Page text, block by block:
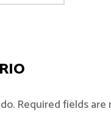
Required fields are